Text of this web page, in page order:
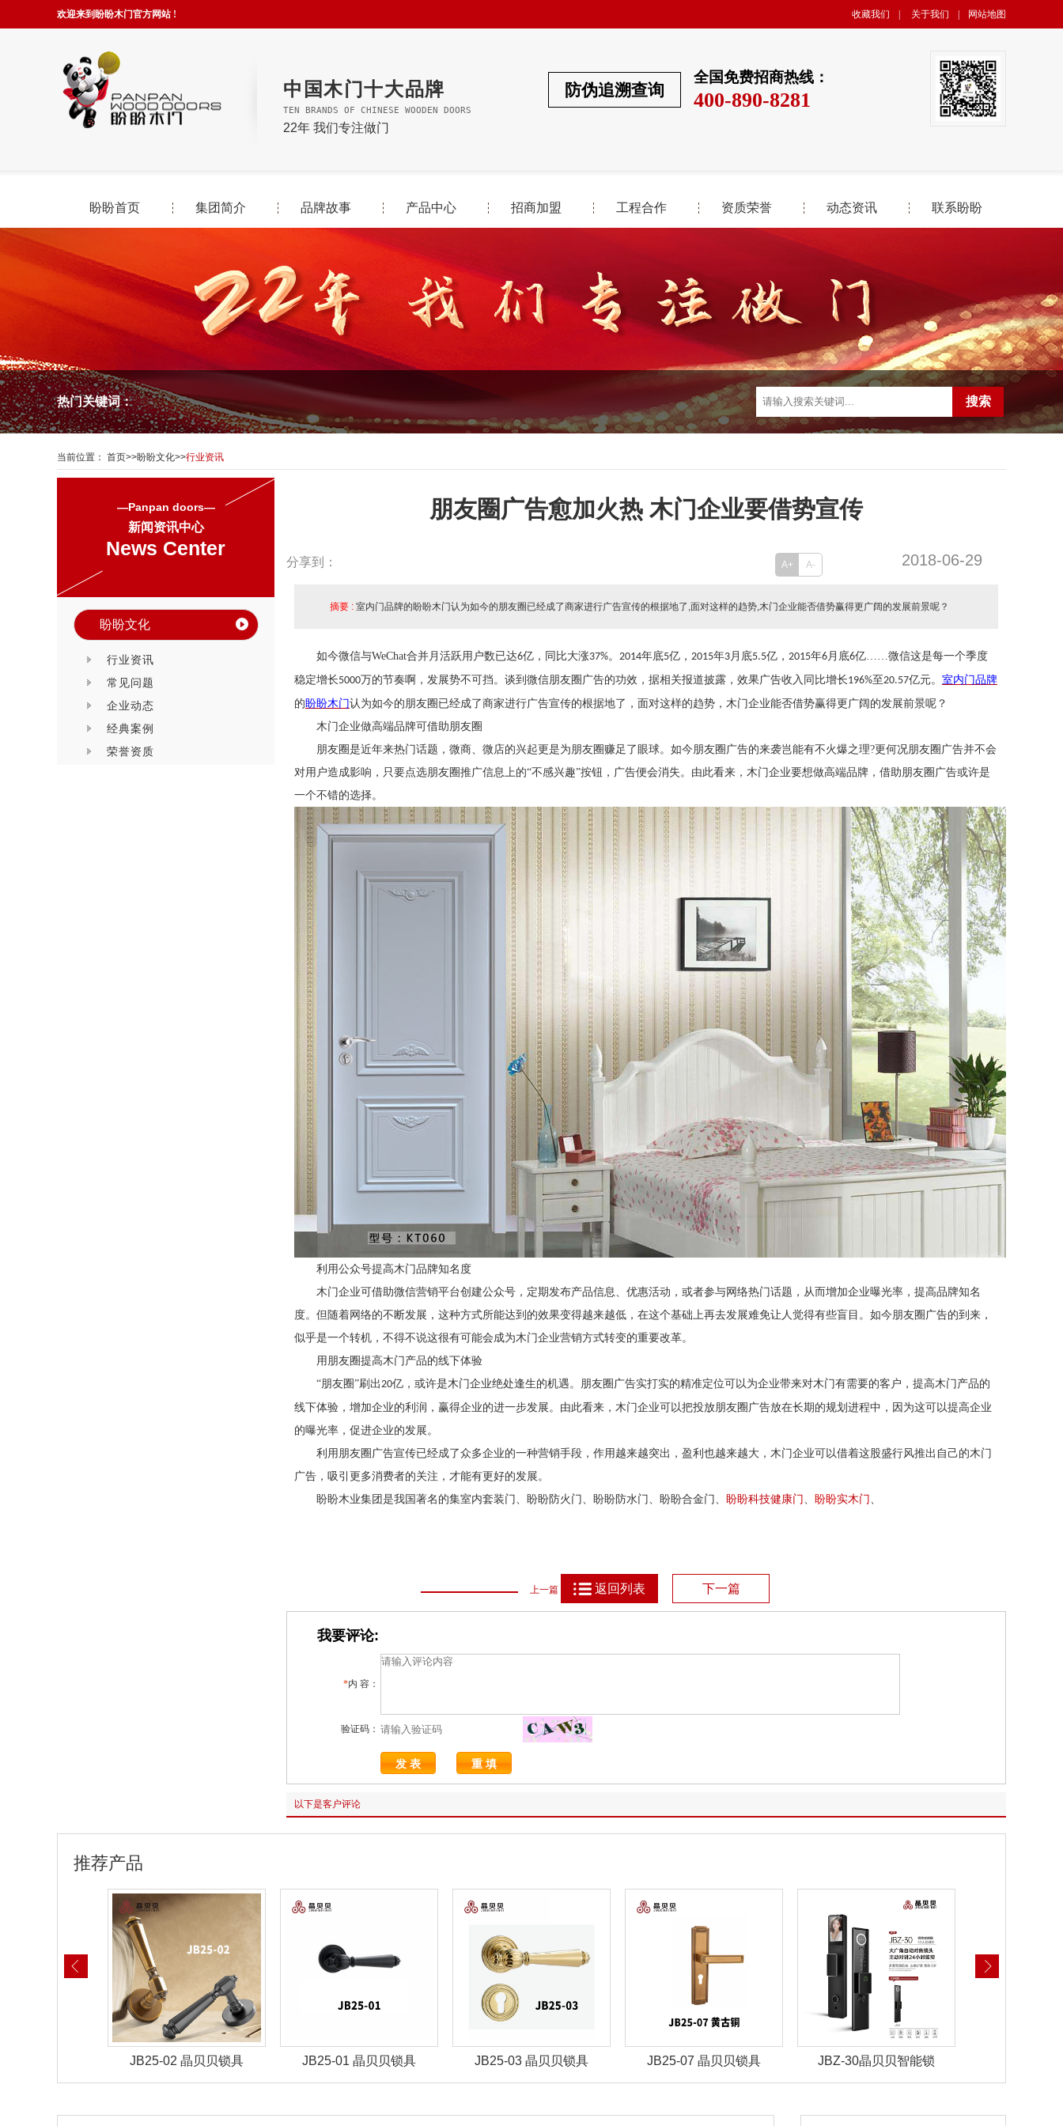
欢迎来到盼盼木门官方网站 ! 收藏我们 关于我们 网站地图
中国木门十大品牌
TEN BRANDS OF CHINESE WOODEN DOORS
22年 我们专注做门
全国免费招商热线：
400-890-8281
防伪追溯查询
盼盼首页 集团简介 品牌故事 产品中心 招商加盟 工程合作 资质荣誉 动态资讯 联系盼盼
热门关键词：
当前位置： 首页>>盼盼文化>>行业资讯
—Panpan doors—
新闻资讯中心
News Center
盼盼文化
行业资讯
常见问题
企业动态
经典案例
荣誉资质
朋友圈广告愈加火热 木门企业要借势宣传
分享到： 2018-06-29
A+ A-
摘要 : 室内门品牌的盼盼木门认为如今的朋友圈已经成了商家进行广告宣传的根据地了,面对这样的趋势,木门企业能否借势赢得更广阔的发展前景呢？
如今微信与WeChat合并月活跃用户数已达6亿，同比大涨37%。 2014年底5亿， 2015年3月底5.5亿， 2015年6月底6亿……微信这是每一个季度
稳定增长5000万的节奏啊，发展势不可挡。谈到微信朋友圈广告的功效，据相关报道披露，效果广告收入同比增长196%至20.57亿元。 室内门品牌
的盼盼木门认为如今的朋友圈已经成了商家进行广告宣传的根据地了，面对这样的趋势，木门企业能否借势赢得更广阔的发展前景呢？
木门企业做高端品牌可借助朋友圈
朋友圈是近年来热门话题，微商、微店的兴起更是为朋友圈赚足了眼球。如今朋友圈广告的来袭岂能有不火爆之理?更何况朋友圈广告并不会
对用户造成影响，只要点选朋友圈推广信息上的“不感兴趣”按钮，广告便会消失。由此看来，木门企业要想做高端品牌，借助朋友圈广告或许是
一个不错的选择。
利用公众号提高木门品牌知名度
木门企业可借助微信营销平台创建公众号，定期发布产品信息、优惠活动，或者参与网络热门话题，从而增加企业曝光率，提高品牌知名
度。但随着网络的不断发展，这种方式所能达到的效果变得越来越低，在这个基础上再去发展难免让人觉得有些盲目。如今朋友圈广告的到来，
似乎是一个转机，不得不说这很有可能会成为木门企业营销方式转变的重要改革。
用朋友圈提高木门产品的线下体验
“朋友圈”刷出20亿，或许是木门企业绝处逢生的机遇。朋友圈广告实打实的精准定位可以为企业带来对木门有需要的客户，提高木门产品的
线下体验，增加企业的利润，赢得企业的进一步发展。由此看来，木门企业可以把投放朋友圈广告放在长期的规划进程中，因为这可以提高企业
的曝光率，促进企业的发展。
利用朋友圈广告宣传已经成了众多企业的一种营销手段，作用越来越突出，盈利也越来越大，木门企业可以借着这股盛行风推出自己的木门
广告，吸引更多消费者的关注，才能有更好的发展。
盼盼木业集团是我国著名的集室内套装门、盼盼防火门、盼盼防水门、盼盼合金门、 盼盼科技健康门 、 盼盼实木门 、
上一篇 返回列表 下一篇
我要评论:
*内 容：
验证码：
以下是客户评论
推荐产品
JB25-01 晶贝贝锁具 JB25-03 晶贝贝锁具 JB25-07 晶贝贝锁具 JBZ-30晶贝贝智能锁 JBZ-29晶贝贝智能锁